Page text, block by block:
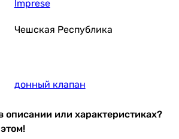
Imprese
Чешская Республика
донный клапан
описании или характеристиках?